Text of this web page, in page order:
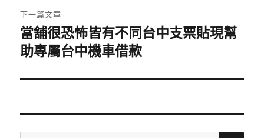
章:
下一篇文章
下
一
文
當舖很恐怖皆有不同台中支票貼現幫
助專屬台中機車借款
搜